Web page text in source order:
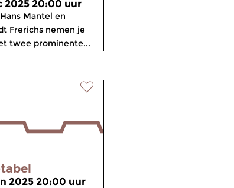
2025 20:00 uur
Mantel en
Frerichs nemen je
twee prominente...
2025 20:00 uur